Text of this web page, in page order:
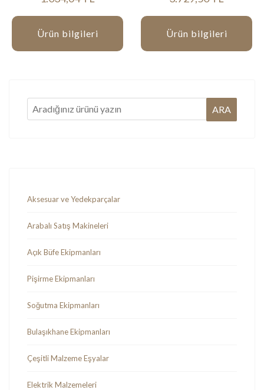
Ürün bilgileri Ürün bilgileri
Aksesuar ve Yedekparçalar
Arabalı Satış Makineleri
Açık Büfe Ekipmanları
Pişirme Ekipmanları
Soğutma Ekipmanları
Bulaşıkhane Ekipmanları
Çeşitli Malzeme Eşyalar
Elektrik Malzemeleri